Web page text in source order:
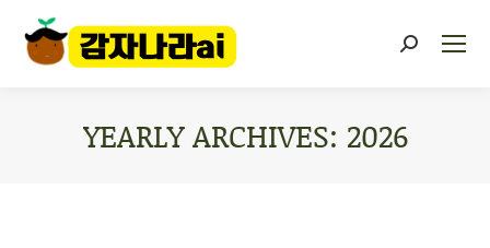
YEARLY ARCHIVES: 2026